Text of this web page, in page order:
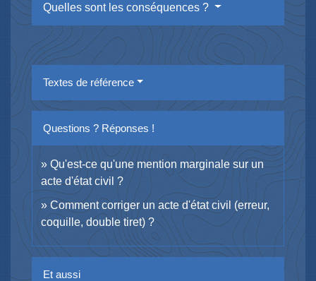
Quelles sont les conséquences ?
Textes de référence
Questions ? Réponses !
Qu'est-ce qu'une mention marginale sur un
acte d'état civil ?
Comment corriger un acte d'état civil (erreur,
coquille, double tiret) ?
Et aussi